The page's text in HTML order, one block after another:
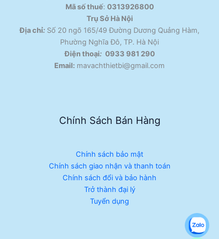
Mã số thuế: 0313926800
Trụ Sở Hà Nội
Địa chỉ: Số 20 ngõ 165/49 Đường Dương Quảng Hàm,
Phường Nghĩa Đô, TP. Hà Nội
Điện thoại: 0933 981 290
Email: mavachthietbi@gmail.com
Chính Sách Bán Hàng
Chính sách bảo mật
Chính sách giao nhận và thanh toán
Chính sách đổi và bảo hành
Trở thành đại lý
Tuyển dụng